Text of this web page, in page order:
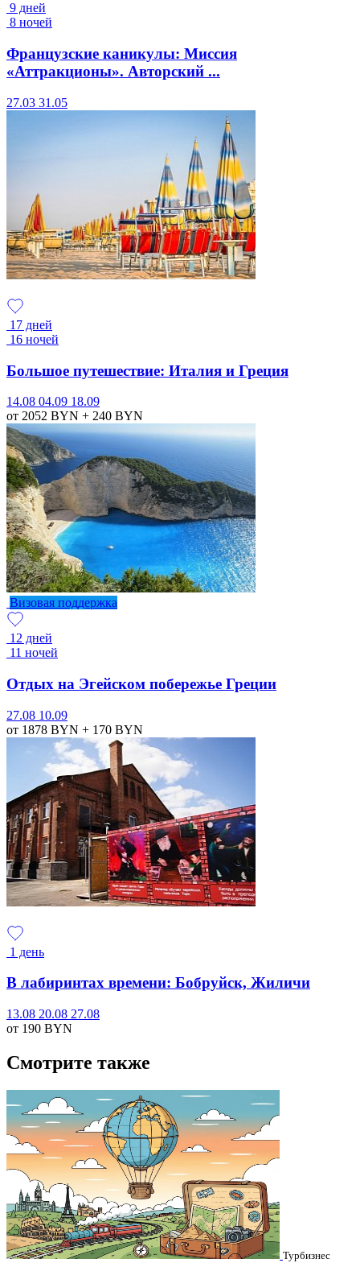
9 дней
8 ночей
Французские каникулы: Миссия
«Аттракционы». Авторский ...
27.03 31.05
17 дней
16 ночей
Большое путешествие: Италия и Греция
14.08 04.09 18.09
от 2052 BYN + 240 BYN
Визовая поддержка
12 дней
11 ночей
Отдых на Эгейском побережье Греции
27.08 10.09
от 1878 BYN + 170 BYN
1 день
В лабиринтах времени: Бобруйск, Жиличи
13.08 20.08 27.08
от 190 BYN
Смотрите также
Турбизнес